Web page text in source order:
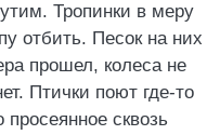
Тропинки в меру
отбить. Песок на них
прошел, колеса не
Птички поют где-то
сквозь